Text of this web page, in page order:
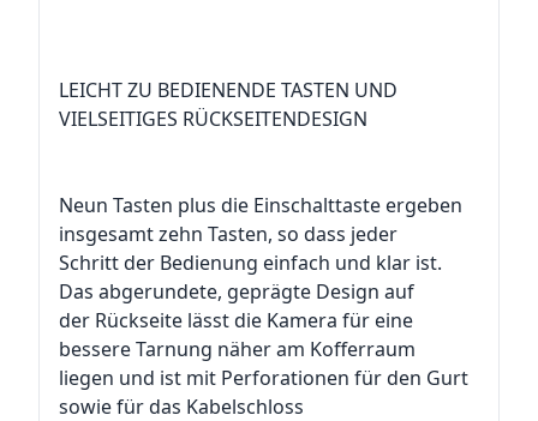
LEICHT ZU BEDIENENDE TASTEN UND
VIELSEITIGES RÜCKSEITENDESIGN
Neun Tasten plus die Einschalttaste ergeben
insgesamt zehn Tasten, so dass jeder
Schritt der Bedienung einfach und klar ist.
Das abgerundete, geprägte Design auf
der Rückseite lässt die Kamera für eine
bessere Tarnung näher am Kofferraum
liegen und ist mit Perforationen für den Gurt
sowie für das Kabelschloss